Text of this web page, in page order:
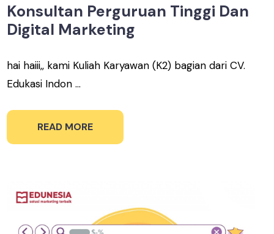
Konsultan Perguruan Tinggi Dan
Digital Marketing
hai haiii,, kami Kuliah Karyawan (K2) bagian dari CV.
Edukasi Indon ...
READ MORE